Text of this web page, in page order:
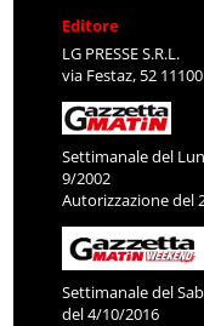
Editore
LG PRESSE S.R.L.
via Festaz, 52
Settimanale del
9/2002
Autorizzazione del
Settimanale del
del 4/10/2016